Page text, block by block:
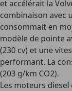
et accélérait la
combinaison avec
consommait en
modèle de pointe
(230 cv) et une
performant. La
(203 g/km CO2).
Les moteurs diesel